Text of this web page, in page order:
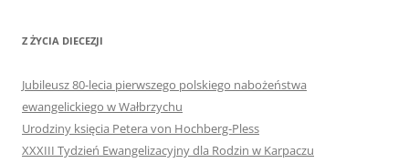
Z ŻYCIA DIECEZJI
Jubileusz 80-lecia pierwszego polskiego nabożeństwa
ewangelickiego w Wałbrzychu
Urodziny księcia Petera von Hochberg-Pless
XXXIII Tydzień Ewangelizacyjny dla Rodzin w Karpaczu